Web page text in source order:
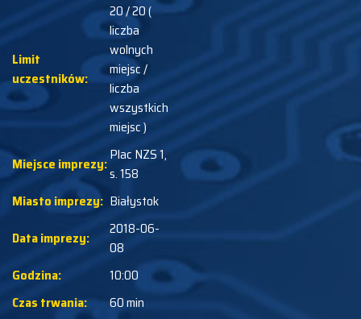
Limit
uczestników:
20 / 20 (
liczba
wolnych
miejsc /
liczba
wszystkich
miejsc )
Miejsce imprezy:Plac NZS 1,
s. 158
Miasto imprezy: Białystok
Data imprezy:
2018-06-
08
Godzina:
10:00
Czas trwania:
60 min